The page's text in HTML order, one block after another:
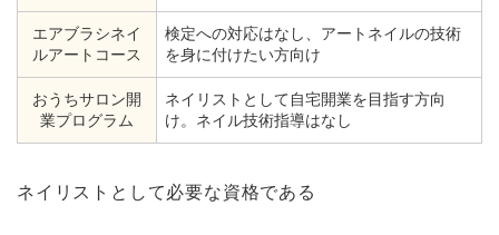
エアブラシネイ
ルアートコース
検定への対応はなし、アートネイルの技術
を身に付けたい方向け
おうちサロン開
業プログラム
ネイリストとして自宅開業を目指す方向
け。ネイル技術指導はなし
ネイリストとして必要な資格である